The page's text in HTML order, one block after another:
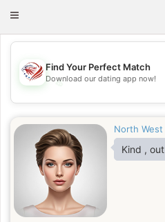
Toggle
💖
Find Your Perfect Match
Download our dating app now!
North West
Kind ,